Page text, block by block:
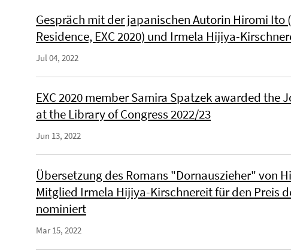
Gespräch mit der japanischen Autorin Hiromi Ito
Residence, EXC 2020) und Irmela Hijiya-
Jul 04, 2022
EXC 2020 member Samira Spatzek awarded the
at the Library of Congress 2022/23
Jun 13, 2022
Übersetzung des Romans "Dornauszieher" von
Mitglied Irmela Hijiya-Kirschnereit für den Preis
nominiert
Mar 15, 2022